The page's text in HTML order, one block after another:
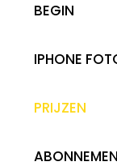
BEGIN
IPHONE
PRIJZEN